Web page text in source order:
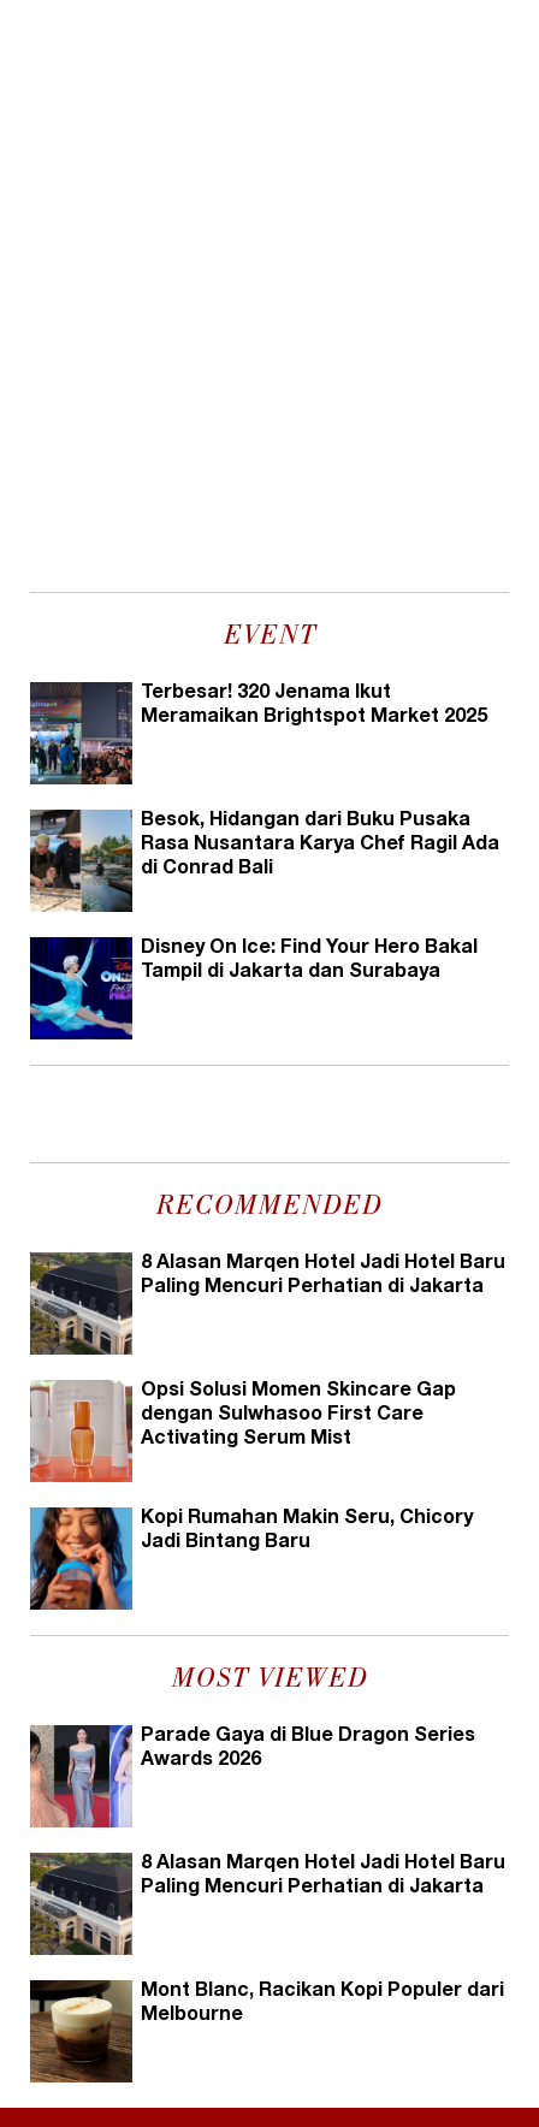
EVENT
Terbesar! 320 Jenama Ikut
Meramaikan Brightspot Market 2025
Besok, Hidangan dari Buku Pusaka
Rasa Nusantara Karya Chef Ragil Ada
di Conrad Bali
Disney On Ice: Find Your Hero Bakal
Tampil di Jakarta dan Surabaya
RECOMMENDED
8 Alasan Marqen Hotel Jadi Hotel Baru
Paling Mencuri Perhatian di Jakarta
Opsi Solusi Momen Skincare Gap
dengan Sulwhasoo First Care
Activating Serum Mist
Kopi Rumahan Makin Seru, Chicory
Jadi Bintang Baru
MOST VIEWED
Parade Gaya di Blue Dragon Series
Awards 2026
8 Alasan Marqen Hotel Jadi Hotel Baru
Paling Mencuri Perhatian di Jakarta
Mont Blanc, Racikan Kopi Populer dari
Melbourne